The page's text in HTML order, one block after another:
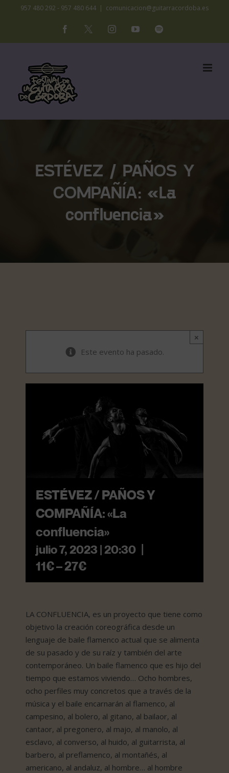
contenido
957 480 292 - 957 480 644 | comunicacion@guitarracordoba.es
Facebook
X InstagramYouTubeSpotify
ESTÉVEZ / PAÑOS Y
COMPAÑÍA: «La
confluencia»
×
Este evento ha pasado.
ESTÉVEZ / PAÑOS Y
COMPAÑÍA: «La
confluencia»
julio 7, 2023 | 20:30
11€ – 27€
LA CONFLUENCIA, es un proyecto que tiene como
objetivo la creación coreográfica desde un
lenguaje de baile flamenco actual que se alimenta
de su pasado y de su raíz y también del arte
contemporáneo. Un baile flamenco que es hijo del
tiempo que estamos viviendo… Ocho hombres,
ocho perfiles muy concretos que a través de la
música y el baile encarnarán al flamenco, al
campesino, al bolero, al gitano, al bailaor, al
cantaor, al pregonero, al majo, al manolo, al
esclavo, al converso, al huido, al guitarrista, al
barbero, al preflamenco, al montañés, al
americano, al andaluz, al hombre… al hombre